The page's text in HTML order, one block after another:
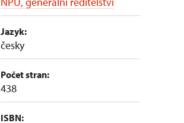
Jazyk:
česky
Počet stran:
438
ISBN: